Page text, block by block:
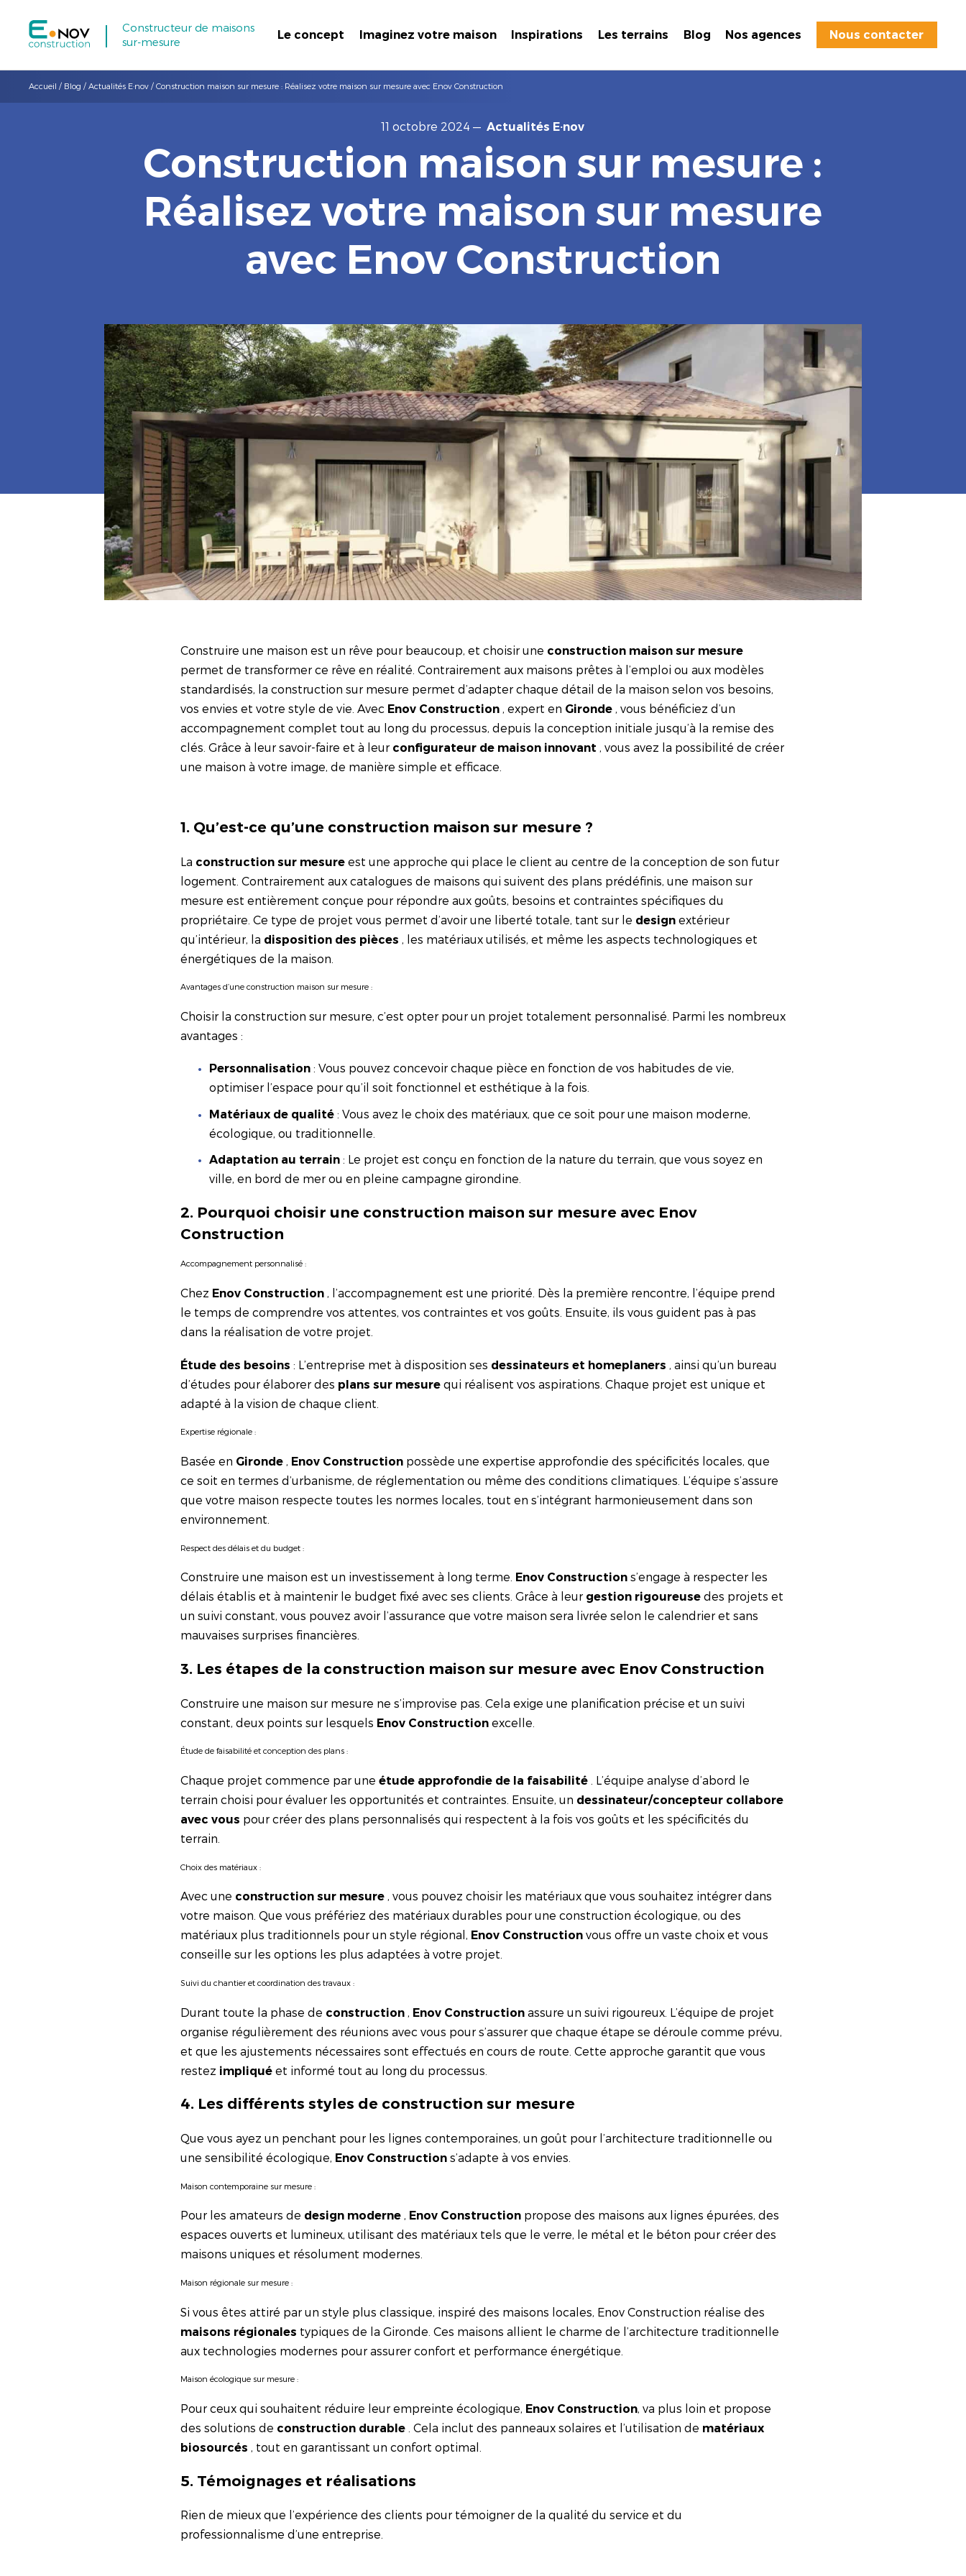
Constructeur de maisons
sur-mesure
Le concept Imaginez votre maison Inspirations Les terrains Blog Nos agences Nous contacter
Accueil / Blog /Actualités E·nov /Construction maison sur mesure : Réalisez votre maison sur mesure avec Enov Construction
11 octobre 2024 — Actualités E·nov
Construction maison sur mesure :
Réalisez votre maison sur mesure
avec Enov Construction
Construire une maison est un rêve pour beaucoup, et choisir une construction maison sur mesure
permet de transformer ce rêve en réalité. Contrairement aux maisons prêtes à l’emploi ou aux modèles
standardisés, la construction sur mesure permet d’adapter chaque détail de la maison selon vos besoins,
vos envies et votre style de vie. Avec Enov Construction, expert en Gironde, vous bénéficiez d’un
accompagnement complet tout au long du processus, depuis la conception initiale jusqu’à la remise des
clés. Grâce à leur savoir-faire et à leur configurateur de maison innovant , vous avez la possibilité de créer
une maison à votre image, de manière simple et efficace.
1. Qu’est-ce qu’une construction maison sur mesure ?
La construction sur mesureest une approche qui place le client au centre de la conception de son futur
logement. Contrairement aux catalogues de maisons qui suivent des plans prédéfinis, une maison sur
mesure est entièrement conçue pour répondre aux goûts, besoins et contraintes spécifiques du
propriétaire. Ce type de projet vous permet d’avoir une liberté totale, tant sur le designextérieur
qu’intérieur, la disposition des pièces , les matériaux utilisés, et même les aspects technologiques et
énergétiques de la maison.
Avantages d’une construction maison sur mesure :
Choisir la construction sur mesure, c’est opter pour un projet totalement personnalisé. Parmi les nombreux
avantages :
Personnalisation: Vous pouvez concevoir chaque pièce en fonction de vos habitudes de vie,
optimiser l’espace pour qu’il soit fonctionnel et esthétique à la fois.
Matériaux de qualité: Vous avez le choix des matériaux, que ce soit pour une maison moderne,
écologique, ou traditionnelle.
Adaptation au terrain: Le projet est conçu en fonction de la nature du terrain, que vous soyez en
ville, en bord de mer ou en pleine campagne girondine.
2. Pourquoi choisir une construction maison sur mesure avec Enov
Construction
Accompagnement personnalisé :
Chez Enov Construction, l’accompagnement est une priorité. Dès la première rencontre, l’équipe prend
le temps de comprendre vos attentes, vos contraintes et vos goûts. Ensuite, ils vous guident pas à pas
dans la réalisation de votre projet.
Étude des besoins : L’entreprise met à disposition ses dessinateurs et homeplaners , ainsi qu’un bureau
d’études pour élaborer des plans sur mesurequi réalisent vos aspirations. Chaque projet est unique et
adapté à la vision de chaque client.
Expertise régionale :
Basée en Gironde, Enov Constructionpossède une expertise approfondie des spécificités locales, que
ce soit en termes d’urbanisme, de réglementation ou même des conditions climatiques. L’équipe s’assure
que votre maison respecte toutes les normes locales, tout en s’intégrant harmonieusement dans son
environnement.
Respect des délais et du budget :
Construire une maison est un investissement à long terme. Enov Constructions’engage à respecter les
délais établis et à maintenir le budget fixé avec ses clients. Grâce à leur gestion rigoureusedes projets et
un suivi constant, vous pouvez avoir l’assurance que votre maison sera livrée selon le calendrier et sans
mauvaises surprises financières.
3. Les étapes de la construction maison sur mesure avec Enov Construction
Construire une maison sur mesure ne s’improvise pas. Cela exige une planification précise et un suivi
constant, deux points sur lesquels Enov Constructionexcelle.
Étude de faisabilité et conception des plans :
Chaque projet commence par une étude approfondie de la faisabilité. L’équipe analyse d’abord le
terrain choisi pour évaluer les opportunités et contraintes. Ensuite, un dessinateur/concepteur collabore
avec vous pour créer des plans personnalisés qui respectent à la fois vos goûts et les spécificités du
terrain.
Choix des matériaux :
Avec une construction sur mesure, vous pouvez choisir les matériaux que vous souhaitez intégrer dans
votre maison. Que vous préfériez des matériaux durables pour une construction écologique, ou des
matériaux plus traditionnels pour un style régional, Enov Constructionvous offre un vaste choix et vous
conseille sur les options les plus adaptées à votre projet.
Suivi du chantier et coordination des travaux :
Durant toute la phase de construction, Enov Constructionassure un suivi rigoureux. L’équipe de projet
organise régulièrement des réunions avec vous pour s’assurer que chaque étape se déroule comme prévu,
et que les ajustements nécessaires sont effectués en cours de route. Cette approche garantit que vous
restez impliquéet informé tout au long du processus.
4. Les différents styles de construction sur mesure
Que vous ayez un penchant pour les lignes contemporaines, un goût pour l’architecture traditionnelle ou
une sensibilité écologique, Enov Constructions’adapte à vos envies.
Maison contemporaine sur mesure :
Pour les amateurs de design moderne, Enov Constructionpropose des maisons aux lignes épurées, des
espaces ouverts et lumineux, utilisant des matériaux tels que le verre, le métal et le béton pour créer des
maisons uniques et résolument modernes.
Maison régionale sur mesure :
Si vous êtes attiré par un style plus classique, inspiré des maisons locales, Enov Construction réalise des
maisons régionales typiques de la Gironde. Ces maisons allient le charme de l’architecture traditionnelle
aux technologies modernes pour assurer confort et performance énergétique.
Maison écologique sur mesure :
Pour ceux qui souhaitent réduire leur empreinte écologique, Enov Construction, va plus loin et propose
des solutions de construction durable. Cela inclut des panneaux solaires et l’utilisation de matériaux
biosourcés , tout en garantissant un confort optimal.
5. Témoignages et réalisations
Rien de mieux que l’expérience des clients pour témoigner de la qualité du service et du
professionnalisme d’une entreprise.